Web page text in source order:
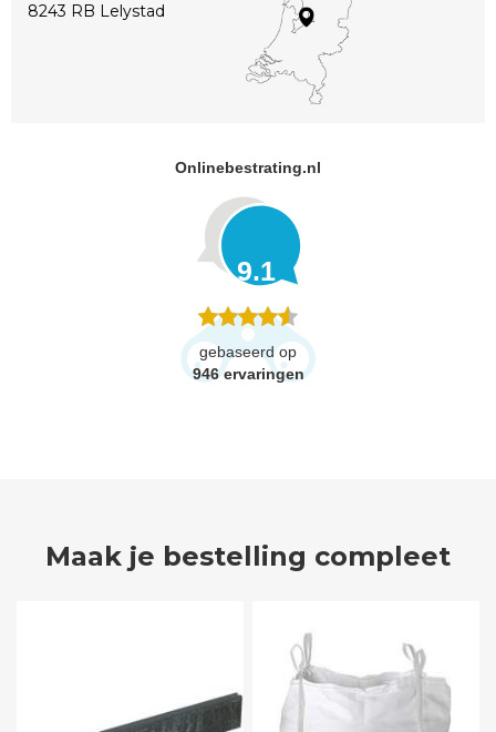
8243 RB Lelystad
Onlinebestrating.nl
9.1
gebaseerd op
946 ervaringen
Maak je bestelling compleet